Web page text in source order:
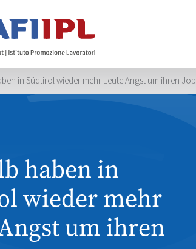
in Südtirol wieder mehr Leute Angst um ihren Job
haben in
wieder mehr
um ihren